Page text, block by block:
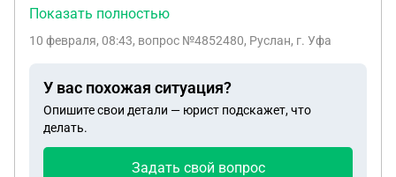
5000₽ или лишение от 1-3мес. А что будет если с
момента повторного нет? Будет ли нарушение
Показать полностью
10 февраля, 08:43, вопрос №4852480, Руслан, г. Уфа
У вас похожая ситуация?
Опишите свои детали — юрист подскажет, что
делать.
Задать свой вопрос